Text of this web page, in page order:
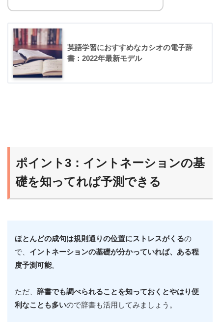
英語学習におすすめなカシオの電子辞
書：2022年最新モデル
ポイント3：イントネーションの基
礎を知ってれば予測できる
ほとんどの成句は規則通りの位置にストレスがくるの
で、 イントネーションの基礎が分かっていれば、ある程
度予測可能。
ただ、辞書でも調べられることを知っておくとやはり便
利なことも多いので辞書も活用してみましょう。